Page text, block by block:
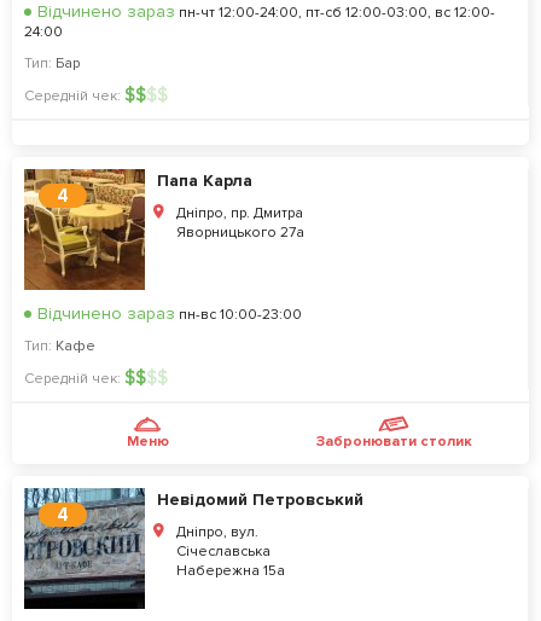
Відчинено зараз пн-чт 12:00-24:00, пт-сб 12:00-03:00, вс 12:00-
24:00
Тип: Бар
Середній чек: $$$$
4
Папа Карла
Дніпро, пр. Дмитра
Яворницького 27а
Відчинено зараз пн-вс 10:00-23:00
Тип: Кафе
Середній чек: $$$$
Меню Забронювати столик
4
Невiдомий Петровський
Дніпро, вул.
Січеславська
Набережна 15а